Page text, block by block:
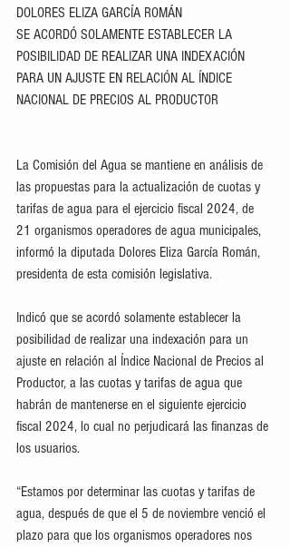
DOLORES ELIZA GARCÍA ROMÁN
SE ACORDÓ SOLAMENTE ESTABLECER LA
POSIBILIDAD DE REALIZAR UNA INDEXACIÓN
PARA UN AJUSTE EN RELACIÓN AL ÍNDICE
NACIONAL DE PRECIOS AL PRODUCTOR
La Comisión del Agua se mantiene en análisis de
las propuestas para la actualización de cuotas y
tarifas de agua para el ejercicio fiscal 2024, de
21 organismos operadores de agua municipales,
informó la diputada Dolores Eliza García Román,
presidenta de esta comisión legislativa.
Indicó que se acordó solamente establecer la
posibilidad de realizar una indexación para un
ajuste en relación al Índice Nacional de Precios al
Productor, a las cuotas y tarifas de agua que
habrán de mantenerse en el siguiente ejercicio
fiscal 2024, lo cual no perjudicará las finanzas de
los usuarios.
“Estamos por determinar las cuotas y tarifas de
agua, después de que el 5 de noviembre venció el
plazo para que los organismos operadores nos